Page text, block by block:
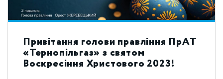
Привітання голови правління ПрАТ
«Тернопільгаз» з святом
Воскресіння Христового 2023!